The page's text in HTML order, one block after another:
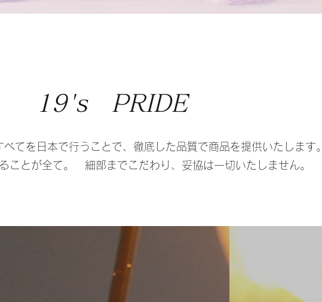
19's PRIDE
てを日本で行うことで、徹底した品質で商品を提供いたします。
ことが全て。 細部までこだわり、妥協は一切いたしません。